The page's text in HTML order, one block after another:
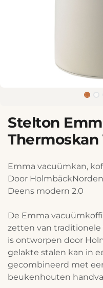
Stelton
Thermoskan
Emma vacuümkan,
Door
Deens modern 2.0
De Emma
zetten van
is ontworpen door
gelakte stalen kan in
gecombineerd met
beukenhouten